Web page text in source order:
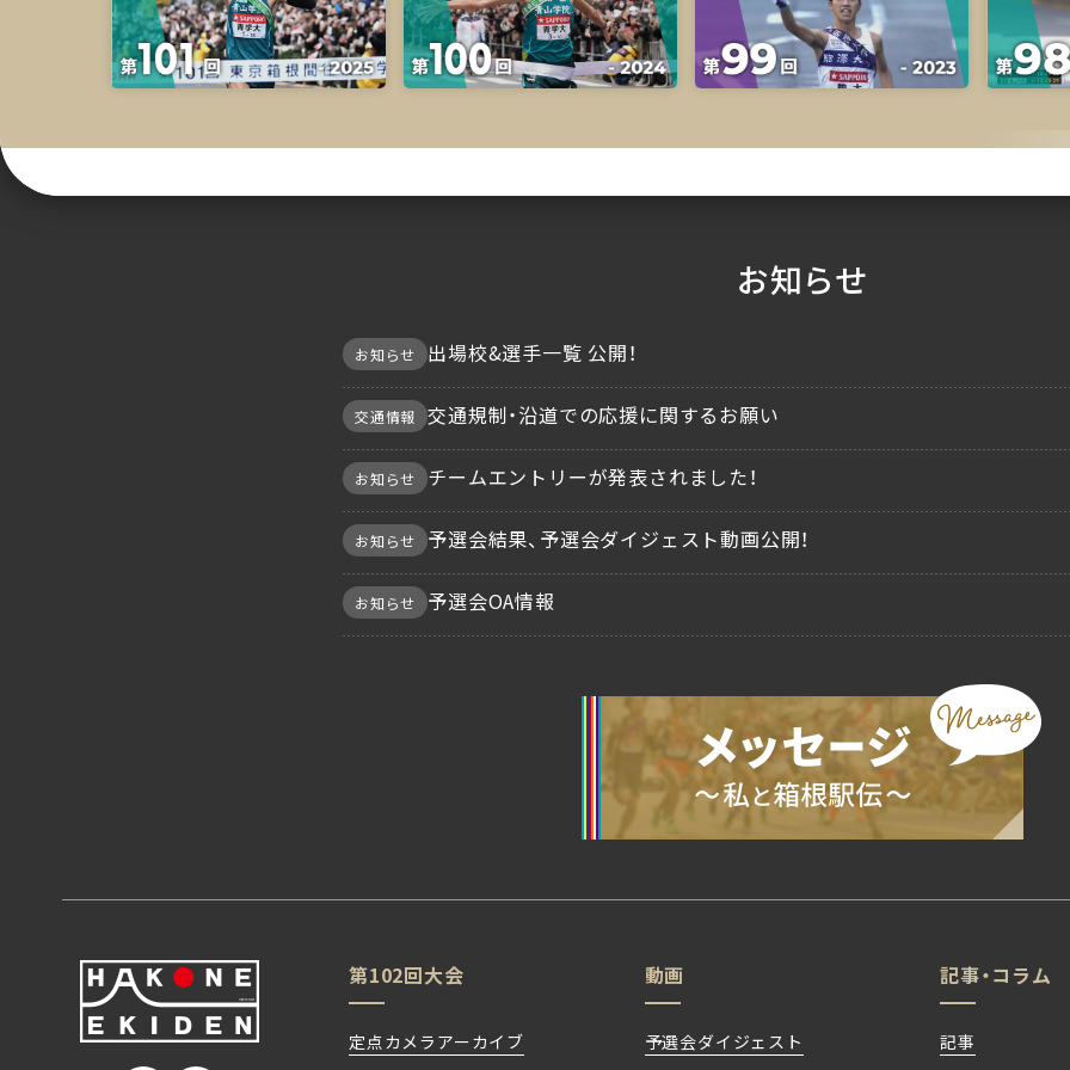
お知らせ
お知らせ 出場校&選手一覧 公開！
交通情報 交通規制・沿道での応援に関するお願い
お知らせ チームエントリーが発表されました！
お知らせ 予選会結果、予選会ダイジェスト動画公開！
お知らせ 予選会OA情報
第102回大会
定点カメラアーカイブ
動画
予選会ダイジェスト
記事・コラム
記事